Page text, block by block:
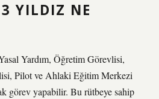
3 YILDIZ NE
Yardım, Öğretim Görevlisi,
Pilot ve Ahlaki Eğitim Merkezi
görev yapabilir. Bu rütbeye sahip